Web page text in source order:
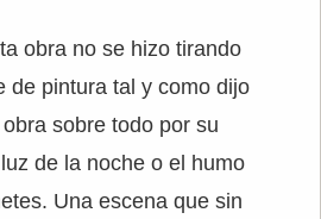
obra no se hizo tirando
de pintura tal y como dijo
sobre todo por su
de la noche o el humo
Una escena que sin